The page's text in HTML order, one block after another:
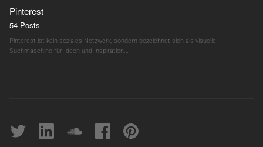
Pinterest
54 Posts
Pinterest ist kein soziales Netzwerk, sondern bezeichnet sich als visuelle
Suchmaschine für Ideen und Inspiration.…
Twitter linkedin soundcloudFacebookpinterest